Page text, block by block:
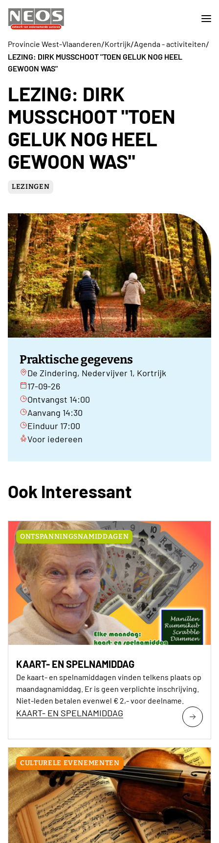
Provincie West-Vlaanderen/Kortrijk/Agenda - activiteiten/
LEZING: DIRK MUSSCHOOT "TOEN GELUK NOG HEEL
GEWOON WAS"
LEZING: DIRK
MUSSCHOOT "TOEN
GELUK NOG HEEL
GEWOON WAS"
LEZINGEN
Praktische gegevens
De Zindering, Nedervijver 1, Kortrijk
17-09-26
Ontvangst 14:00
Aanvang 14:30
Einduur 17:00
Voor iedereen
Ook Interessant
ONTSPANNINGSNAMIDDAGEN
KAART- EN SPELNAMIDDAG
De kaart- en spelnamiddagen vinden telkens plaats op
maandagnamiddag. Er is geen verplichte inschrijving.
Niet-leden betalen evenwel € 2,- voor deelname.
KAART- EN SPELNAMIDDAG
CULTURELE EVENEMENTEN